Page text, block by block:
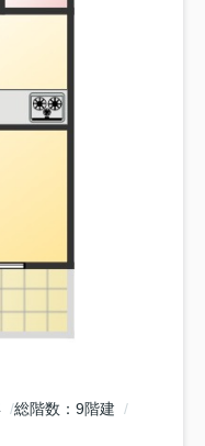
総階数
9階建